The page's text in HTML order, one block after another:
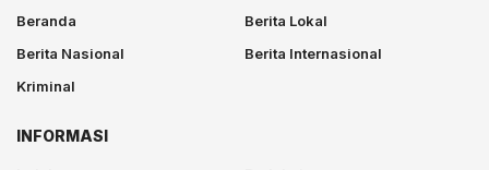
Beranda
Berita Lokal
Berita Nasional
Berita Internasional
Kriminal
INFORMASI